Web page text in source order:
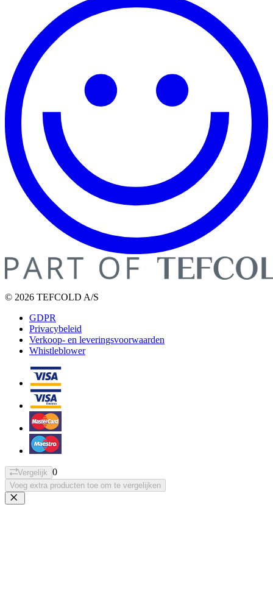
© 2026 TEFCOLD A/S
GDPR
Privacybeleid
Verkoop- en leveringsvoorwaarden
Whistleblower
Vergelijk 0
Voeg extra producten toe om te vergelijken